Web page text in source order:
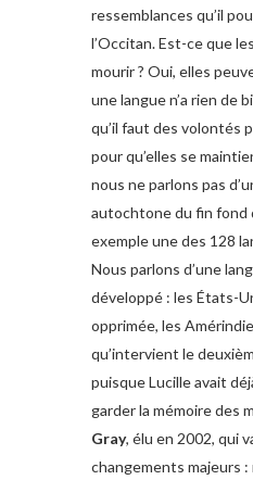
ressemblances qu’il
l’Occitan. Est-ce que
mourir ? Oui, elles
une langue n’a rien de
qu’il faut des volontés
pour qu’elles se
nous ne parlons pas
autochtone du fin fond
exemple une des 128
Nous parlons d’une
développé : les États-
opprimée, les
qu’intervient le
puisque Lucille avait
garder la mémoire des
Gray, élu en 2002, qui
changements majeurs